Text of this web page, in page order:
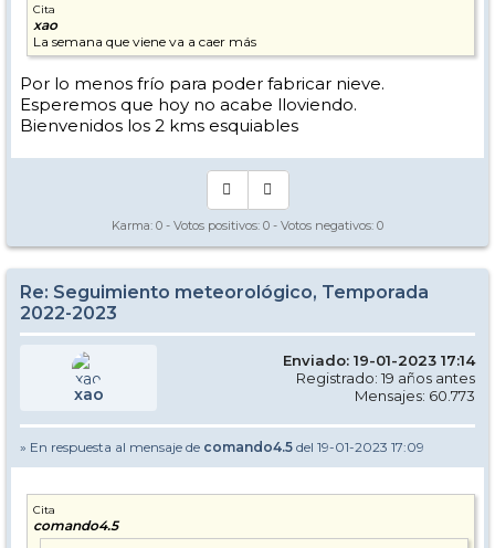
Cita
xao
La semana que viene va a caer más
Por lo menos frío para poder fabricar nieve.
Esperemos que hoy no acabe lloviendo.
Bienvenidos los 2 kms esquiables
Karma: 0 - Votos positivos: 0 - Votos negativos: 0
Re: Seguimiento meteorológico, Temporada
2022-2023
xao
Enviado: 19-01-2023 17:14
Registrado: 19 años antes
Mensajes: 60.773
» En respuesta al mensaje de comando4.5 del 19-01-2023 17:09
Cita
comando4.5